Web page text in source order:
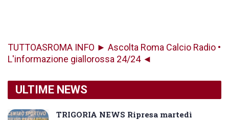
TUTTOASROMA INFO ► Ascolta Roma Calcio Radio •
L'informazione giallorossa 24/24 ◄
ULTIME NEWS
TRIGORIA NEWS Ripresa martedì